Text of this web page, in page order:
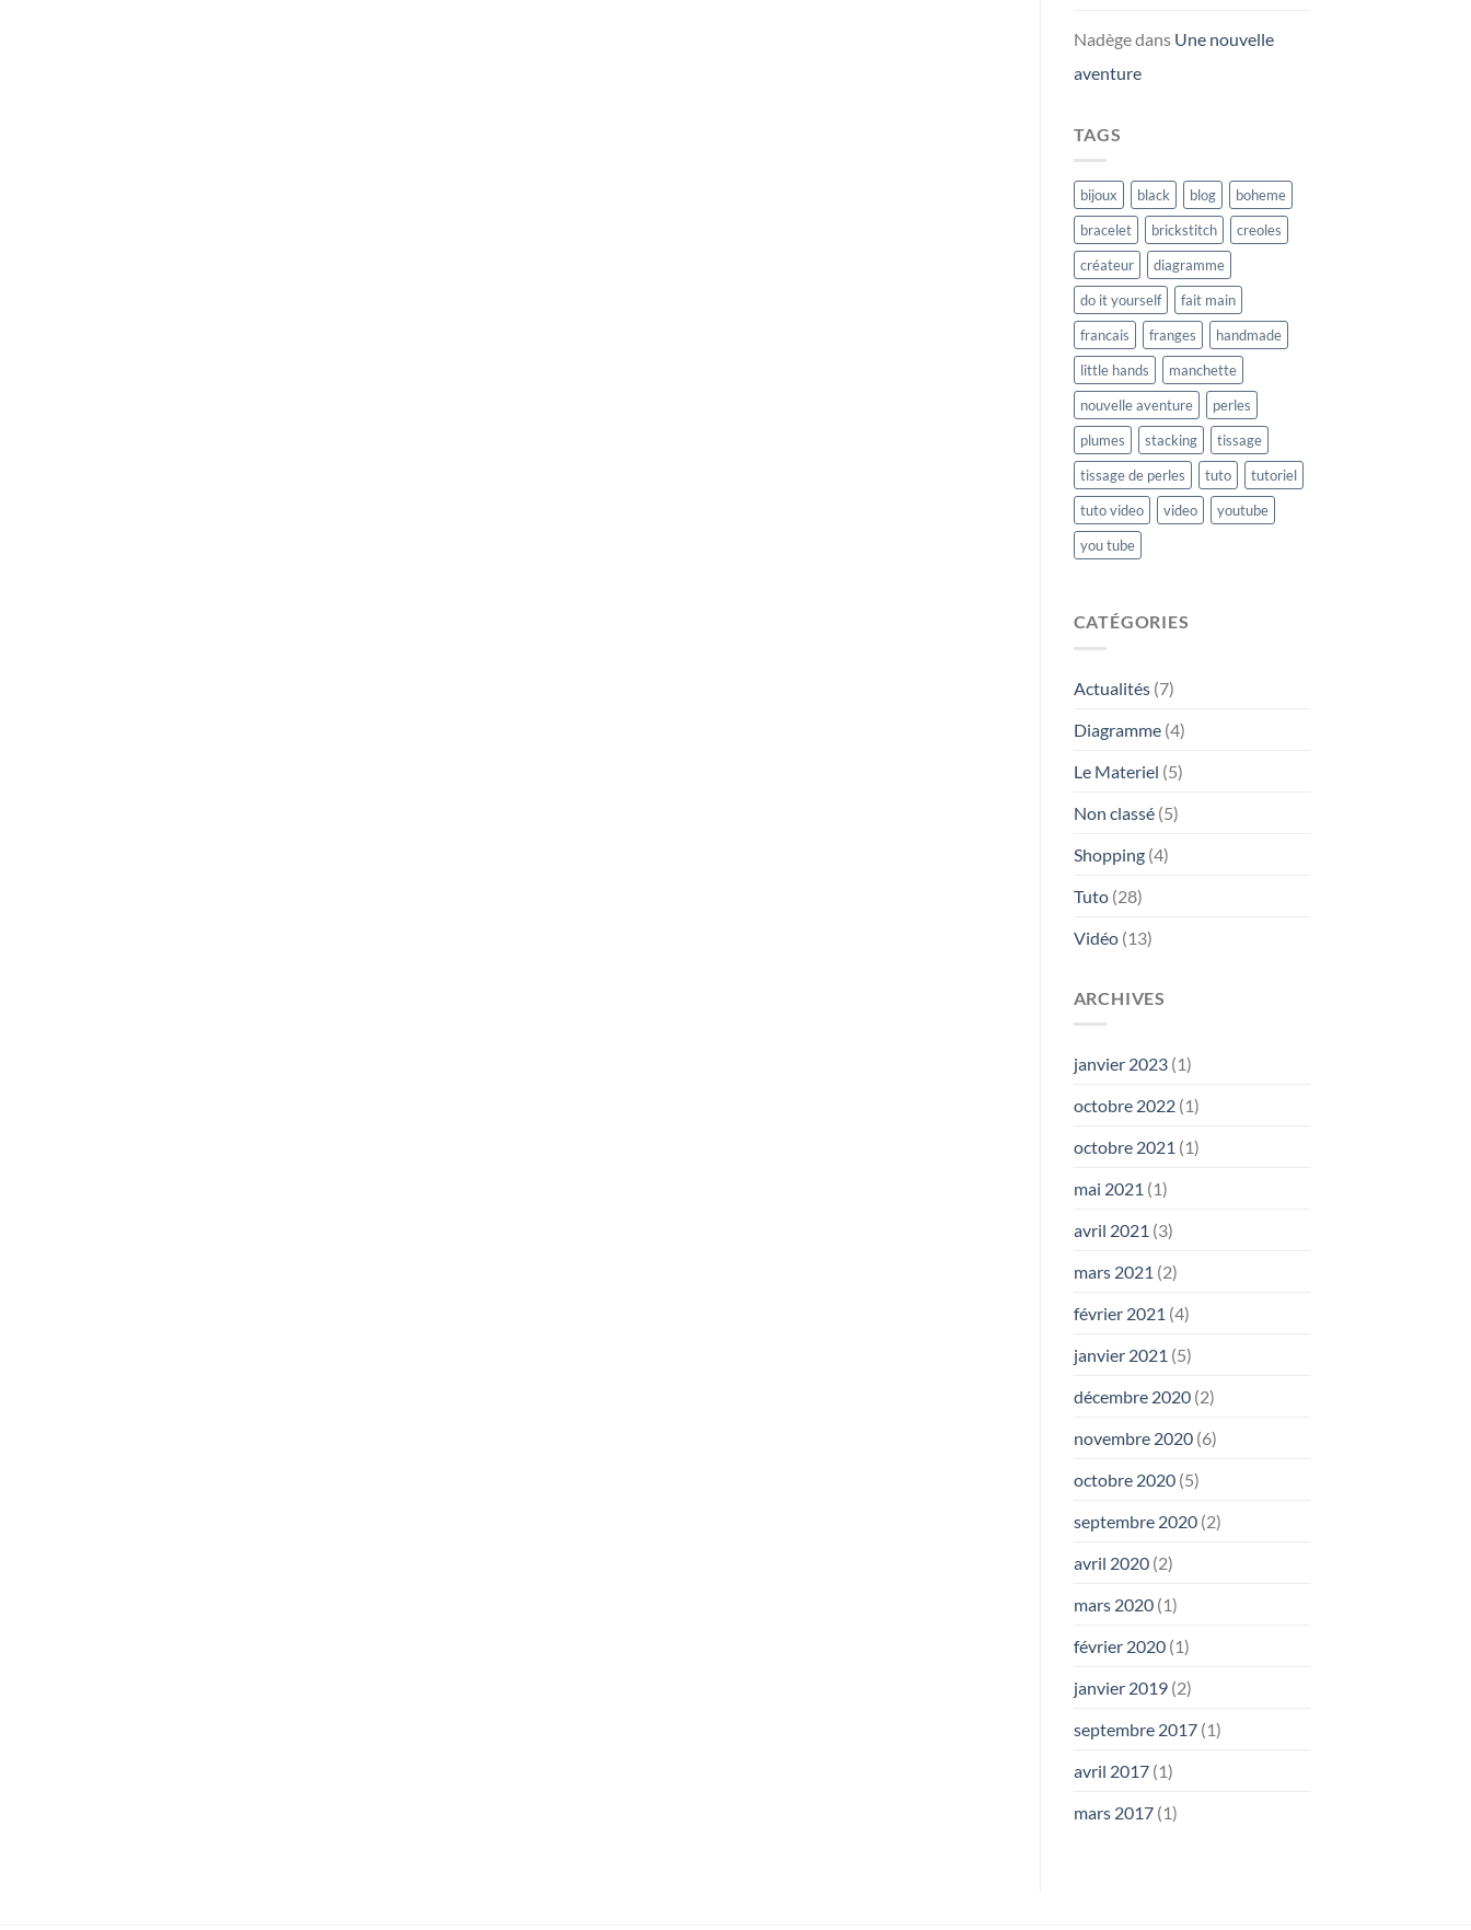
Nadègedans Une nouvelle
aventure
TAGS
bijoux black blog
boheme
bracelet
brickstitch
creoles
créateur
diagramme
do it yourself
fait main
francais
franges
handmade
little hands
manchette
nouvelle aventure
perles
plumes
stacking
tissage
tissage de perles
tuto
tutoriel
tuto video
video
youtube
you tube
CATÉGORIES
Actualités(7)
Diagramme(4)
Le Materiel (5)
Non classé(5)
Shopping(4)
Tuto(28)
Vidéo(13)
ARCHIVES
janvier 2023(1)
octobre 2022(1)
octobre 2021 (1)
mai 2021 (1)
avril 2021 (3)
mars 2021 (2)
février 2021 (4)
janvier 2021 (5)
décembre 2020(2)
novembre 2020(6)
octobre 2020(5)
septembre 2020(2)
avril 2020(2)
mars 2020(1)
février 2020(1)
janvier 2019(2)
septembre 2017(1)
avril 2017(1)
mars 2017(1)